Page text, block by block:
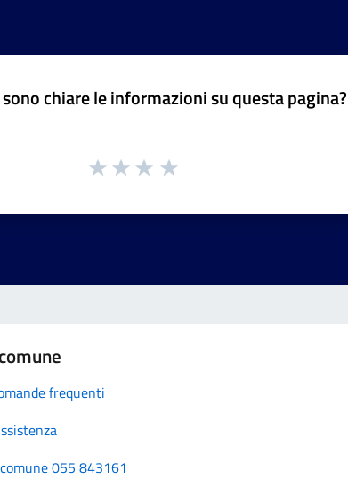
chiare le informazioni su questa pagina?
frequenti
055 843161